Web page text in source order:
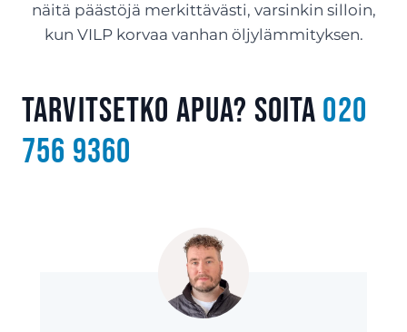
näitä päästöjä merkittävästi, varsinkin silloin,
kun VILP korvaa vanhan öljylämmityksen.
Tarvitsetko apua? Soita 020
756 9360